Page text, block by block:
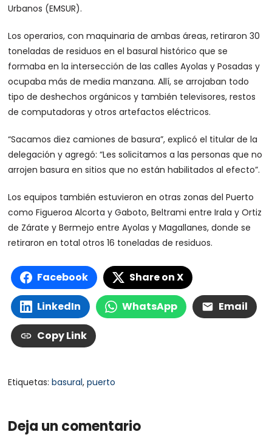
Urbanos (EMSUR).
Los operarios, con maquinaria de ambas áreas, retiraron 30
toneladas de residuos en el basural histórico que se
formaba en la intersección de las calles Ayolas y Posadas y
ocupaba más de media manzana. Allí, se arrojaban todo
tipo de deshechos orgánicos y también televisores, restos
de computadoras y otros artefactos eléctricos.
“Sacamos diez camiones de basura”, explicó el titular de la
delegación y agregó: “Les solicitamos a las personas que no
arrojen basura en sitios que no están habilitados al efecto”.
Los equipos también estuvieron en otras zonas del Puerto
como Figueroa Alcorta y Gaboto, Beltrami entre Irala y Ortiz
de Zárate y Bermejo entre Ayolas y Magallanes, donde se
retiraron en total otros 16 toneladas de residuos.
Facebook Share on X
LinkedIn WhatsApp Email
Copy Link
Etiquetas:basural,puerto
Deja un comentario